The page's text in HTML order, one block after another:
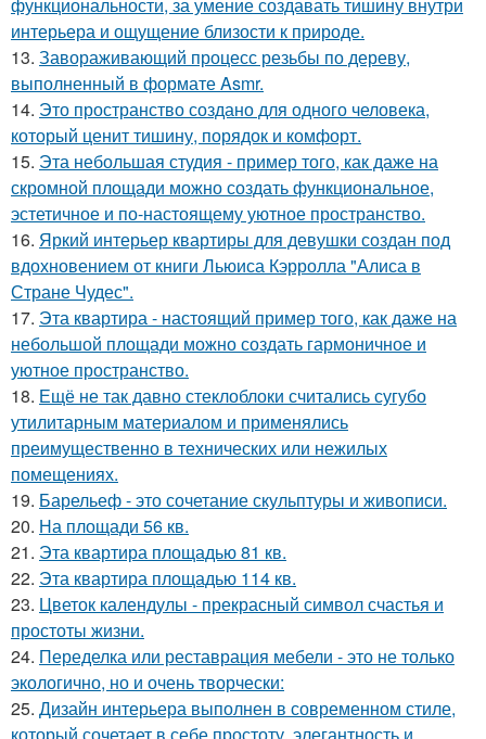
функциональности, за умение создавать тишину внутри
интерьера и ощущение близости к природе.
13. Завораживающий процесс резьбы по дереву,
выполненный в формате Asmr.
14. Это пространство создано для одного человека,
который ценит тишину, порядок и комфорт.
15. Эта небольшая студия - пример того, как даже на
скромной площади можно создать функциональное,
эстетичное и по-настоящему уютное пространство.
16. Яркий интерьер квартиры для девушки создан под
вдохновением от книги Льюиса Кэрролла "Алиса в
Стране Чудес".
17. Эта квартира - настоящий пример того, как даже на
небольшой площади можно создать гармоничное и
уютное пространство.
18. Ещё не так давно стеклоблоки считались сугубо
утилитарным материалом и применялись
преимущественно в технических или нежилых
помещениях.
19. Барельеф - это сочетание скульптуры и живописи.
20. На площади 56 кв.
21. Эта квартира площадью 81 кв.
22. Эта квартира площадью 114 кв.
23. Цветок календулы - прекрасный символ счастья и
простоты жизни.
24. Переделка или реставрация мебели - это не только
экологично, но и очень творчески:
25. Дизайн интерьера выполнен в современном стиле,